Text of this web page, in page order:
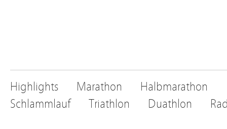
Highlights Marathon Halbmarathon
Schlammlauf
Triathlon Duathlon